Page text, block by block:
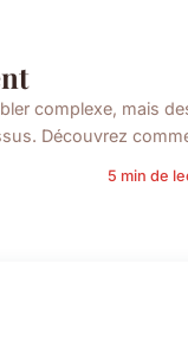
complexe, mais
Découvrez
5 min de